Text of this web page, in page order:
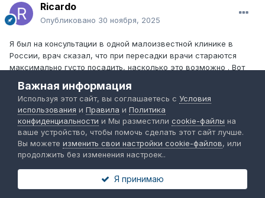
Ricardo
Опубликовано 30 ноября, 2025
Я был на консультации в одной малоизвестной клинике в
России, врач сказал, что при пересадки врачи стараются
максимально густо посадить, насколько это возможно . Вот
«Интересный пост. Думаю, большинство хирургов не
учитывают важность правильной линии роста волос. Они
просто хотят максимизировать прибыль, высаживая в
передней зоне максимальное количество графтов,
которое только могут. Возможно, я ошибаюсь, но после
У меня сейчас такое же ощущение и ощущение конвеера
Важная информация
Используя этот сайт, вы соглашаетесь с Условия
использования и Правила и Политика
конфиденциальности и Мы разместили cookie-файлы на
ваше устройство, чтобы помочь сделать этот сайт лучше.
Вы можете изменить свои настройки cookie-файлов, или
продолжить без изменения настроек..
Я принимаю